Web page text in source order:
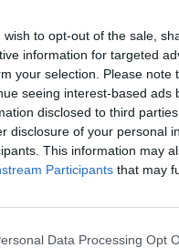
wish to opt-out of the sale,
information for targeted
your selection. Please
seeing interest-based ads
disclosed to third
disclosure of your personal
This information may
Participants that may
Data Processing Opt
blitt tildelt årets
i Oslo har nemlig fått